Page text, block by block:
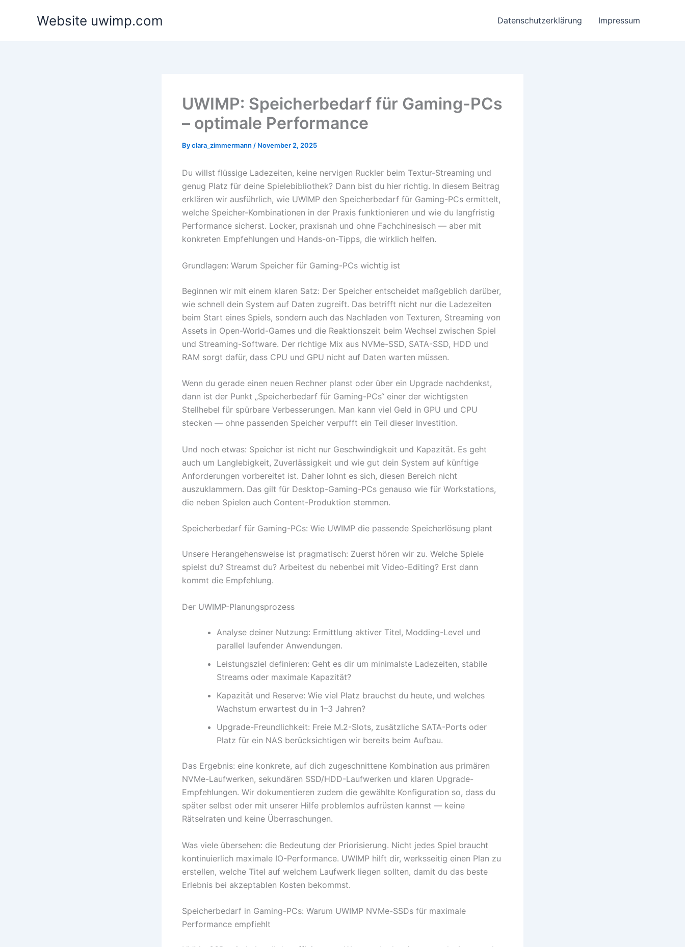
Website uwimp.com Datenschutzerklärung Impressum
UWIMP: Speicherbedarf für Gaming-PCs
– optimale Performance
Byclara_zimmermann / November 2, 2025
Du willst flüssige Ladezeiten, keine nervigen Ruckler beim Textur-Streaming und
genug Platz für deine Spielebibliothek? Dann bist du hier richtig. In diesem Beitrag
erklären wir ausführlich, wie UWIMP den Speicherbedarf für Gaming-PCs ermittelt,
welche Speicher-Kombinationen in der Praxis funktionieren und wie du langfristig
Performance sicherst. Locker, praxisnah und ohne Fachchinesisch — aber mit
konkreten Empfehlungen und Hands-on-Tipps, die wirklich helfen.
Grundlagen: Warum Speicher für Gaming-PCs wichtig ist
Beginnen wir mit einem klaren Satz: Der Speicher entscheidet maßgeblich darüber,
wie schnell dein System auf Daten zugreift. Das betrifft nicht nur die Ladezeiten
beim Start eines Spiels, sondern auch das Nachladen von Texturen, Streaming von
Assets in Open-World-Games und die Reaktionszeit beim Wechsel zwischen Spiel
und Streaming-Software. Der richtige Mix aus NVMe-SSD, SATA-SSD, HDD und
RAM sorgt dafür, dass CPU und GPU nicht auf Daten warten müssen.
Wenn du gerade einen neuen Rechner planst oder über ein Upgrade nachdenkst,
dann ist der Punkt „Speicherbedarf für Gaming-PCs“ einer der wichtigsten
Stellhebel für spürbare Verbesserungen. Man kann viel Geld in GPU und CPU
stecken — ohne passenden Speicher verpufft ein Teil dieser Investition.
Und noch etwas: Speicher ist nicht nur Geschwindigkeit und Kapazität. Es geht
auch um Langlebigkeit, Zuverlässigkeit und wie gut dein System auf künftige
Anforderungen vorbereitet ist. Daher lohnt es sich, diesen Bereich nicht
auszuklammern. Das gilt für Desktop-Gaming-PCs genauso wie für Workstations,
die neben Spielen auch Content-Produktion stemmen.
Speicherbedarf für Gaming-PCs: Wie UWIMP die passende Speicherlösung plant
Unsere Herangehensweise ist pragmatisch: Zuerst hören wir zu. Welche Spiele
spielst du? Streamst du? Arbeitest du nebenbei mit Video-Editing? Erst dann
kommt die Empfehlung.
Der UWIMP-Planungsprozess
Analyse deiner Nutzung: Ermittlung aktiver Titel, Modding-Level und
parallel laufender Anwendungen.
Leistungsziel definieren: Geht es dir um minimalste Ladezeiten, stabile
Streams oder maximale Kapazität?
Kapazität und Reserve: Wie viel Platz brauchst du heute, und welches
Wachstum erwartest du in 1–3 Jahren?
Upgrade-Freundlichkeit: Freie M.2-Slots, zusätzliche SATA-Ports oder
Platz für ein NAS berücksichtigen wir bereits beim Aufbau.
Das Ergebnis: eine konkrete, auf dich zugeschnittene Kombination aus primären
NVMe-Laufwerken, sekundären SSD/HDD-Laufwerken und klaren Upgrade-
Empfehlungen. Wir dokumentieren zudem die gewählte Konfiguration so, dass du
später selbst oder mit unserer Hilfe problemlos aufrüsten kannst — keine
Rätselraten und keine Überraschungen.
Was viele übersehen: die Bedeutung der Priorisierung. Nicht jedes Spiel braucht
kontinuierlich maximale IO-Performance. UWIMP hilft dir, werksseitig einen Plan zu
erstellen, welche Titel auf welchem Laufwerk liegen sollten, damit du das beste
Erlebnis bei akzeptablen Kosten bekommst.
Speicherbedarf in Gaming-PCs: Warum UWIMP NVMe-SSDs für maximale
Performance empfiehlt